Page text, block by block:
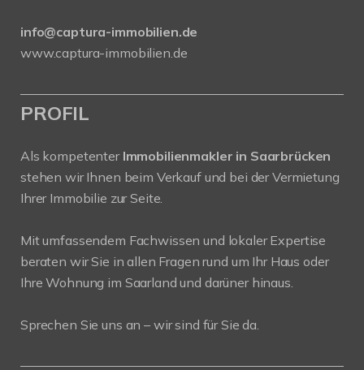
info@captura-immobilien.de
www.captura-immobilien.de
PROFIL
Als kompetenter Immobilienmakler in Saarbrücken
stehen wir Ihnen beim Verkauf und bei der Vermietung
Ihrer Immobilie zur Seite.
Mit umfassendem Fachwissen und lokaler Expertise
beraten wir Sie in allen Fragen rund um Ihr Haus oder
Ihre Wohnung im Saarland und darüner hinaus.
Sprechen Sie uns an – wir sind für Sie da.